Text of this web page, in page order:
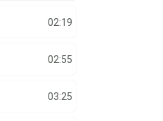
02:19
02:55
03:25